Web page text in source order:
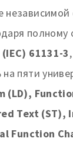
независимой
полному
(IEC) 61131-3
пяти
(LD),
Text (ST),
Function